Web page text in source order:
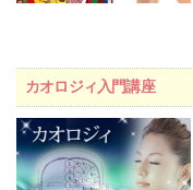
カオロジィ入門講座